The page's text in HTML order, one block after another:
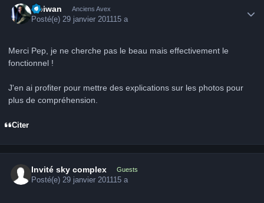
Obiwan Anciens Avex
Posté(e)29 janvier 201115 a
Merci Pep, je ne cherche pas le beau mais effectivement le
fonctionnel !
J'en ai profiter pour mettre des explications sur les photos pour
plus de compréhension.
Citer
Invité sky complex Guests
Posté(e)29 janvier 201115 a